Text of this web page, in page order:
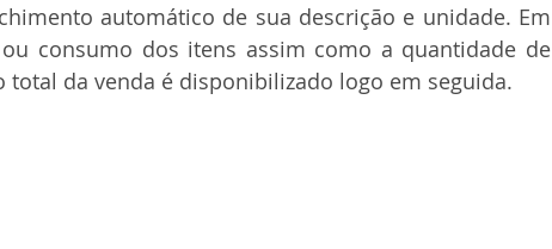
automático de sua descrição e unidade. Em
consumo dos itens assim como a quantidade de
da venda é disponibilizado logo em seguida.